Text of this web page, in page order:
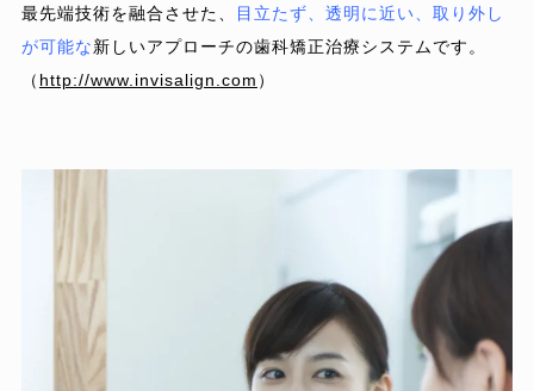
最先端技術を融合させた、
目立たず、透明に近い、取り外し
が可能な新しいアプローチの歯科矯正治療システムです。
（ http://www.invisalign.com ）